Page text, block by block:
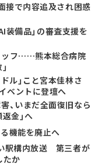
接で内容追及され困惑
装備品」の審査支援を
ッフ……熊本総合病院
ル」こと宮本佳林さ
ベントに登壇へ
、いまだ全面復旧なら
金」へ
機能を廃止へ
駅構内放送 第三者が
たか